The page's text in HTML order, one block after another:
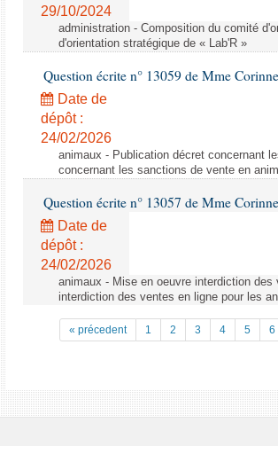
29/10/2024
administration - Composition du comité
d'orientation stratégique de « Lab'R »
Question écrite n° 13059 de Mme
Date de
dépôt :
24/02/2026
animaux - Publication décret concernant
concernant les sanctions de vente en
Question écrite n° 13057 de Mme
Date de
dépôt :
24/02/2026
animaux - Mise en oeuvre interdiction
interdiction des ventes en ligne pour les
« précedent 1 2 3 4 5 6